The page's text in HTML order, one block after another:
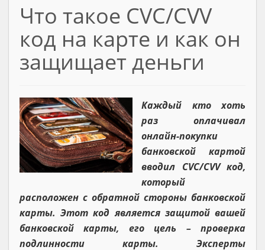
Что такое CVC/CVV
код на карте и как он
защищает деньги
Каждый кто хоть
раз оплачивал
онлайн-покупки
банковской картой
вводил CVC/CVV код,
который
расположен с обратной стороны банковской
карты. Этот код является защитой вашей
банковской карты, его цель – проверка
подлинности карты. Эксперты